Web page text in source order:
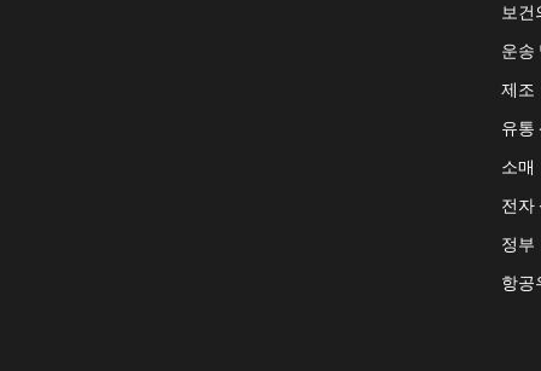
보건
운송
제조
유통
소매
전자
정부
항공